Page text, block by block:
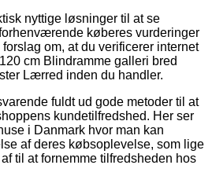
nyttige løsninger til at se
køberes vurderinger
om, at du verificerer internet
cm Blindramme galleri bred
Lærred inden du handler.
fuldt ud gode metoder til at
kundetilfredshed. Her ser
i Danmark hvor man kan
af deres købsoplevelse, som lige
til at fornemme tilfredsheden hos